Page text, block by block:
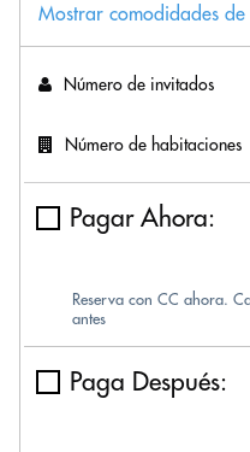
Mostrar comodidades
Número de invitados
Número de habitaciones
Pagar Ahora:
Reserva con CC ahora.
antes
Paga Después: